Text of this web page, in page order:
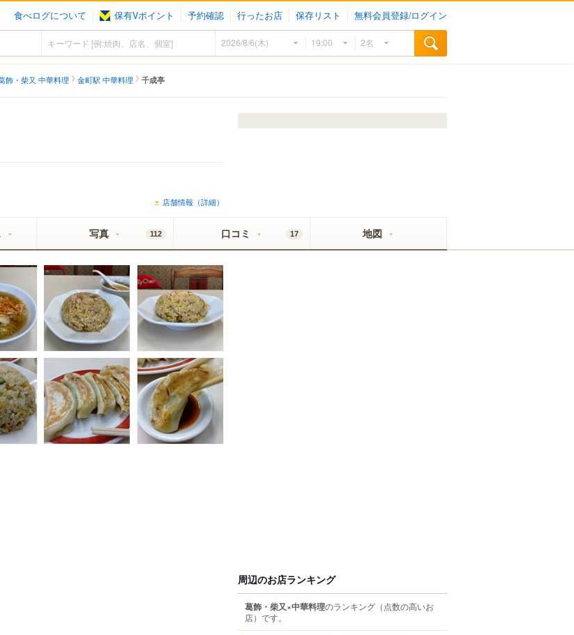
食べログについて 保有Vポイント 予約確認 行ったお店 保存リスト 無料会員登録/ログイン
飾・柴又 中華料理 金町駅 中華料理 千成亭
店舗情報（詳細）
写真 112 口コミ 17 地図
周辺のお店ランキング
葛飾・柴又×中華料理のランキング （点数の高いお
店） です。